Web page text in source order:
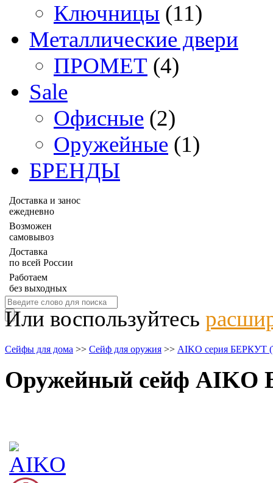
Ключницы (11)
Металлические двери
ПРОМЕТ (4)
Sale
Офисные (2)
Оружейные (1)
БРЕНДЫ
Доставка и занос
ежедневно
Возможен
самовывоз
Доставка
по всей России
Работаем
без выходных
Или воспользуйтесь
Сейфы для дома >> Сейф для оружия >> AIKO серия БЕРКУТ
Оружейный сейф AIKO